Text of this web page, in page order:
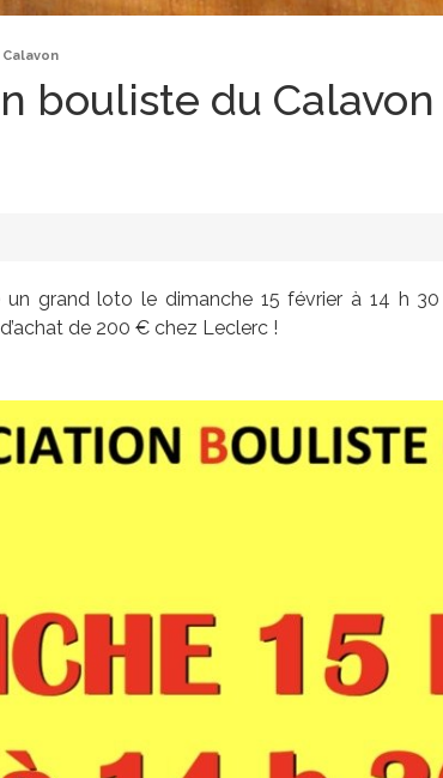
bouliste du Calavon
un grand loto le dimanche 15 février à 14 h
de 200 € chez Leclerc !